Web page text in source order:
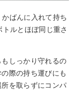
かばんに入れて持ち
ルとほぼ同じ重さ
しっかり守れるの
際の持ち運びにも
を取らずにコンパ